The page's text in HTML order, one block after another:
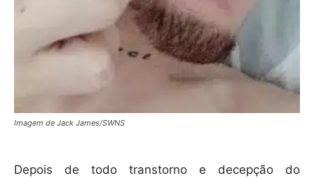
Imagem de Jack James/SWNS
Depois de todo transtorno e decepção do